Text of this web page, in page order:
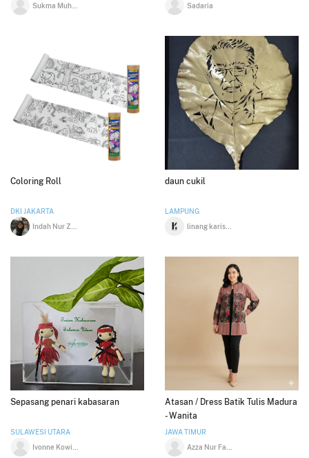
Sadaria
Coloring Roll
DKI JAKARTA
daun cukil
LAMPUNG
Sepasang penari kabasaran
SULAWESI UTARA
Atasan / Dress Batik Tulis Madura
- Wanita
JAWA TIMUR